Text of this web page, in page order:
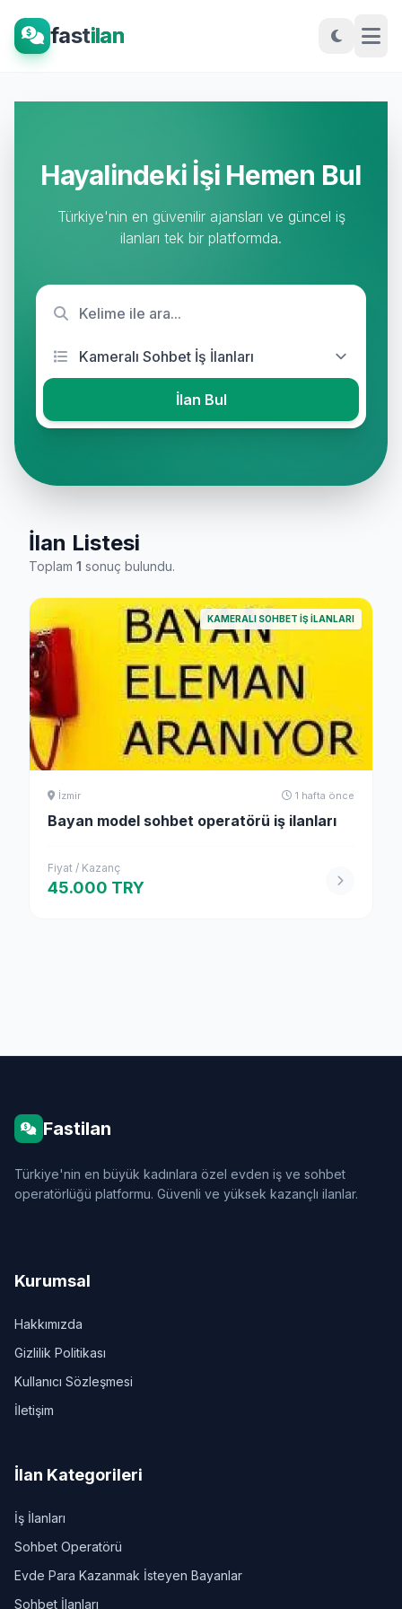
fastilan
Hayalindeki İşi Hemen Bul
Türkiye'nin en güvenilir ajansları ve güncel iş
ilanları tek bir platformda.
İlan Bul
İlan Listesi
Toplam 1 sonuç bulundu.
KAMERALI SOHBET İŞ İLANLARI
İzmir 1 hafta önce
Bayan model sohbet operatörü iş ilanları
Fiyat / Kazanç
45.000 TRY
Fastilan
Türkiye'nin en büyük kadınlara özel evden iş ve sohbet
operatörlüğü platformu. Güvenli ve yüksek kazançlı ilanlar.
Kurumsal
Hakkımızda
Gizlilik Politikası
Kullanıcı Sözleşmesi
İletişim
İlan Kategorileri
İş İlanları
Sohbet Operatörü
Evde Para Kazanmak İsteyen Bayanlar
Sohbet İlanları